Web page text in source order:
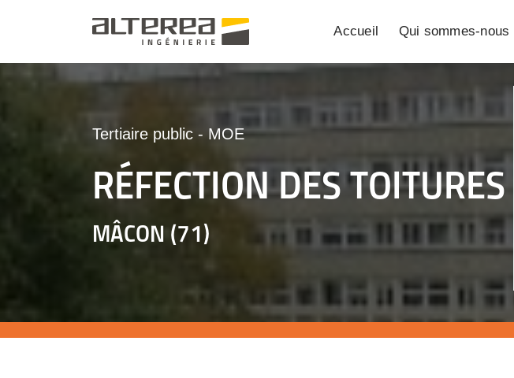
Accueil Qui sommes-nous
Tertiaire public - MOE
RÉFECTION DES TOITURES
MÂCON (71)